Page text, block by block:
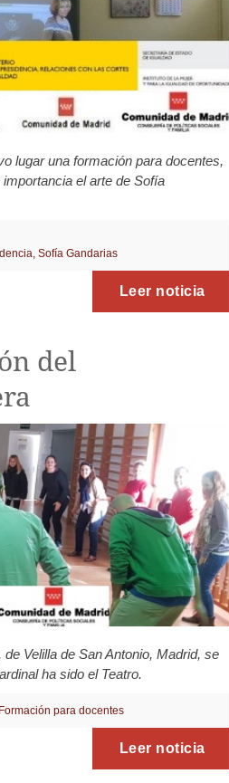
lugar una formación para docentes,
el arte de Sofía
, Sofía Gandarias
Leer noticia
del
Velilla de San Antonio, Madrid, se
ha sido el Teatro.
Formación para docentes
Leer noticia